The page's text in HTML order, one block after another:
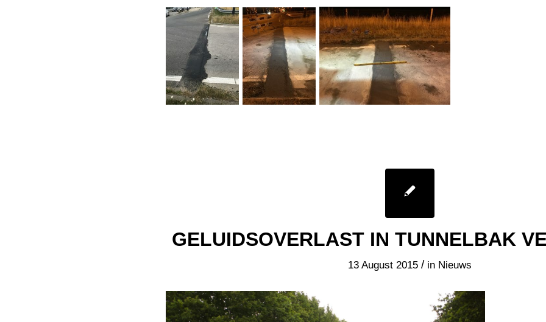
GELUIDSOVERLAST IN TUNNELBAK
13 August 2015 / in Nieuws